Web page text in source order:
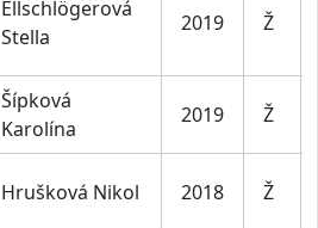
Ellschlögerová
Stella
2019 Ž
Šípková
Karolína
2019 Ž
Hrušková Nikol 2018 Ž